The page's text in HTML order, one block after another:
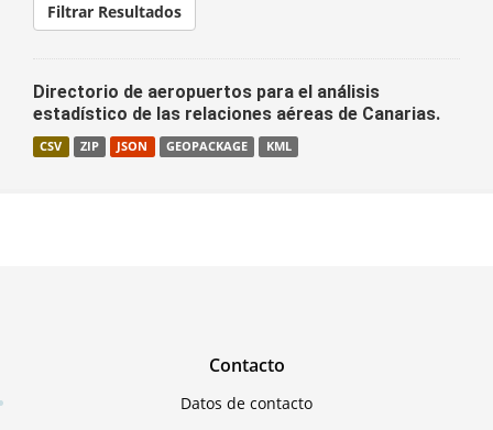
Filtrar Resultados
Directorio de aeropuertos para el análisis
estadístico de las relaciones aéreas de Canarias.
CSV ZIP JSON GEOPACKAGE KML
Contacto
Datos de contacto